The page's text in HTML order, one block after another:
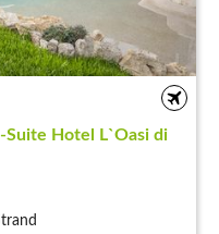
Suite Hotel L`Oasi di